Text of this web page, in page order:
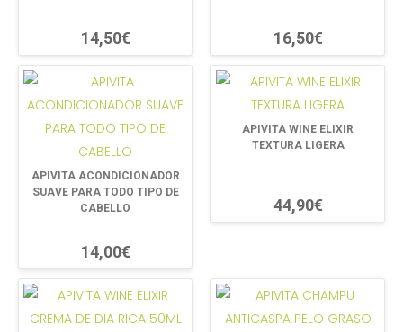
14,50€ 16,50€
APIVITA ACONDICIONADOR
SUAVE PARA TODO TIPO DE
CABELLO
14,00€
APIVITA WINE ELIXIR
TEXTURA LIGERA
44,90€